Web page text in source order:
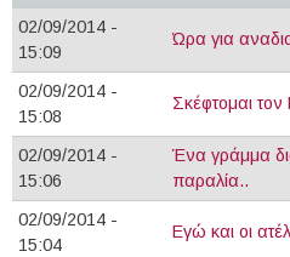
02/09/2014 -
15:09
Ώρα για
02/09/2014 -
15:08
Σκέφτομαι
02/09/2014 -
15:06
Ένα γράμμα
παραλία..
02/09/2014 -
15:04
Εγώ και οι